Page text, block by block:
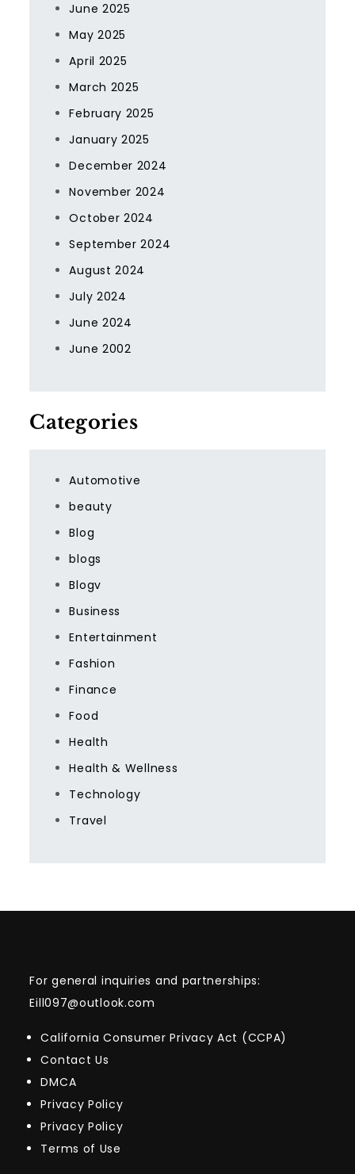
June 2025
May 2025
April 2025
March 2025
February 2025
January 2025
December 2024
November 2024
October 2024
September 2024
August 2024
July 2024
June 2024
June 2002
Categories
Automotive
beauty
Blog
blogs
Blogv
Business
Entertainment
Fashion
Finance
Food
Health
Health & Wellness
Technology
Travel
For general inquiries and partnerships:
Eill097@outlook.com
California Consumer Privacy Act (CCPA)
Contact Us
DMCA
Privacy Policy
Privacy Policy
Terms of Use